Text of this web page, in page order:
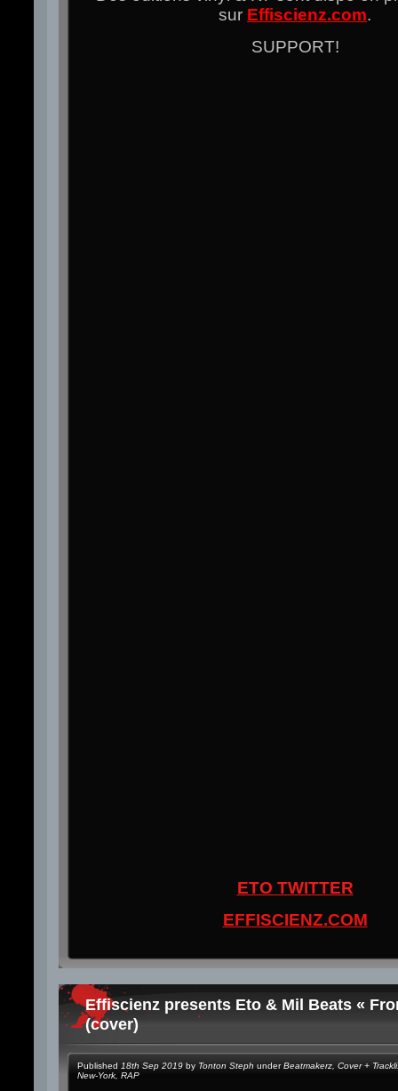
sur Effiscienz.com.
SUPPORT!
ETO TWITTER
EFFISCIENZ.COM
Effiscienz presents Eto & Mil Beats «
(cover)
Published 18th Sep 2019 by Tonton Steph underBeatmakerz Cover +
New-York RAP